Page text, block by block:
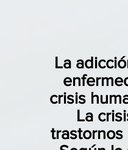
La
crisis
La
trastornos